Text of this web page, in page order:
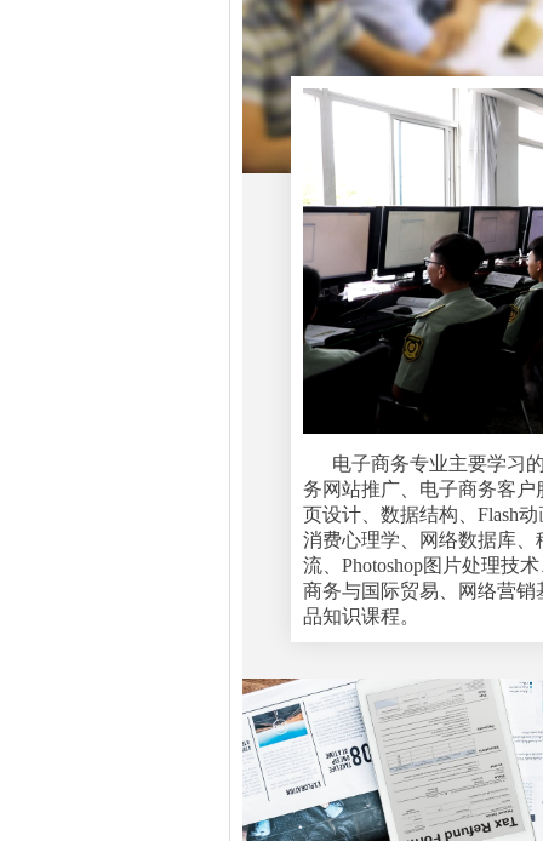
电子商务专业主要学习
务网站推广、电子商务客
页设计、数据结构、Flash
消费心理学、网络数据库
流、Photoshop图片处理技
商务与国际贸易、网络营
品知识课程。